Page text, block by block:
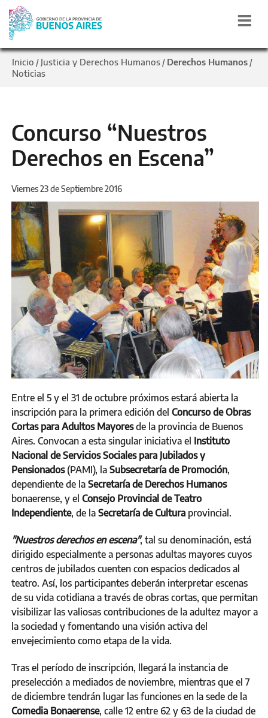
Inicio / Justicia y Derechos Humanos / Derechos Humanos /
Noticias
Concurso “Nuestros
Derechos en Escena”
Viernes 23 de Septiembre 2016
Entre el 5 y el 31 de octubre próximos estará abierta la
inscripción para la primera edición del Concurso de Obras
Cortas para Adultos Mayoresde la provincia de Buenos
Aires. Convocan a esta singular iniciativa el Instituto
Nacional de Servicios Sociales para Jubilados y
Pensionados(PAMI), la Subsecretaría de Promoción,
dependiente de la Secretaría de Derechos Humanos
bonaerense, y el Consejo Provincial de Teatro
Independiente, de la Secretaría de Cultura provincial.
"Nuestros derechos en escena", tal su denominación, está
dirigido especialmente a personas adultas mayores cuyos
centros de jubilados cuenten con espacios dedicados al
teatro. Así, los participantes deberán interpretar escenas
de su vida cotidiana a través de obras cortas, que permitan
visibilizar las valiosas contribuciones de la adultez mayor a
la sociedad y fomentando una visión activa del
envejecimiento como etapa de la vida.
Tras el período de inscripción, llegará la instancia de
preselección a mediados de noviembre, mientras que el 7
de diciembre tendrán lugar las funciones en la sede de la
Comedia Bonaerense, calle 12 entre 62 y 63 de la ciudad de